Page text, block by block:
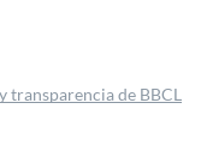
transparencia de BBCL